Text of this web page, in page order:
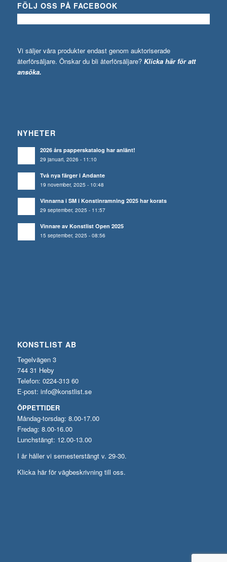
FÖLJ OSS PÅ FACEBOOK
Vi säljer våra produkter endast genom auktoriserade
återförsäljare. Önskar du bli återförsäljare? Klicka här för att
ansöka.
NYHETER
2026 års papperskatalog har anlänt!
29 januari, 2026 - 11:10
Två nya färger i Andante
19 november, 2025 - 10:48
Vinnarna i SM i Konstinramning 2025 har korats
29 september, 2025 - 11:57
Vinnare av Konstlist Open 2025
15 september, 2025 - 08:56
KONSTLIST AB
Tegelvägen 3
744 31 Heby
Telefon: 0224-313 60
E-post: info@konstlist.se
ÖPPETTIDER
Måndag-torsdag: 8.00-17.00
Fredag: 8.00-16.00
Lunchstängt: 12.00-13.00
I år håller vi semesterstängt v. 29-30.
Klicka här för vägbeskrivning till oss.